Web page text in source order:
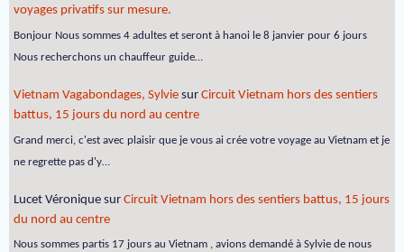
voyages privatifs sur mesure.
Bonjour Nous sommes 4 adultes et seront à hanoi le 8 janvier pour 6 jours
Nous recherchons un chauffeur guide…
Vietnam Vagabondages, Sylvie sur Circuit Vietnam hors des sentiers
battus, 15 jours du nord au centre
Grand merci, c'est avec plaisir que je vous ai crée votre voyage au Vietnam et je
ne regrette pas d'y…
Lucet Véronique sur Circuit Vietnam hors des sentiers battus, 15 jours
du nord au centre
Nous sommes partis 17 jours au Vietnam , avions demandé à Sylvie de nous